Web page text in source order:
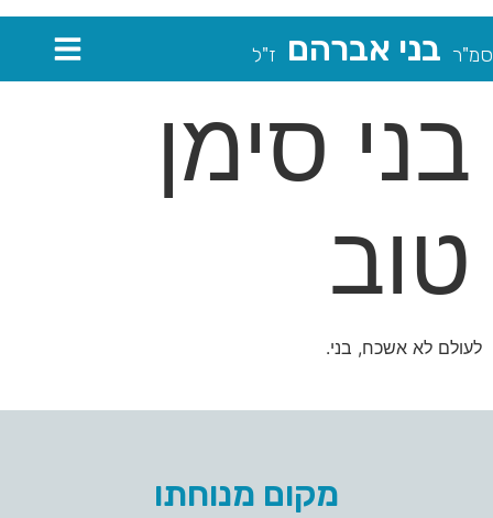
סמ"ר בני אברהם ז"ל
בני סימן
טוב
לעולם לא אשכח, בני.
מקום מנוחתו